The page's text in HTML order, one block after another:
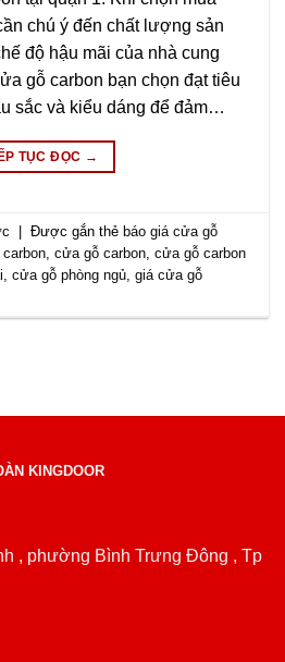
chú ý đến chất lượng sản
độ hậu mãi của nhà cung
gỗ carbon bạn chọn đạt tiêu
sắc và kiểu dáng để đảm…
TỤC ĐỌC →
| Được gắn thẻbáo giá cửa gỗ
carbon ,cửa gỗ carbon ,cửa gỗ carbon
,cửa gỗ phòng ngủ ,giá cửa gỗ
KINGDOOR
, phường Bình Trưng Đông , Tp